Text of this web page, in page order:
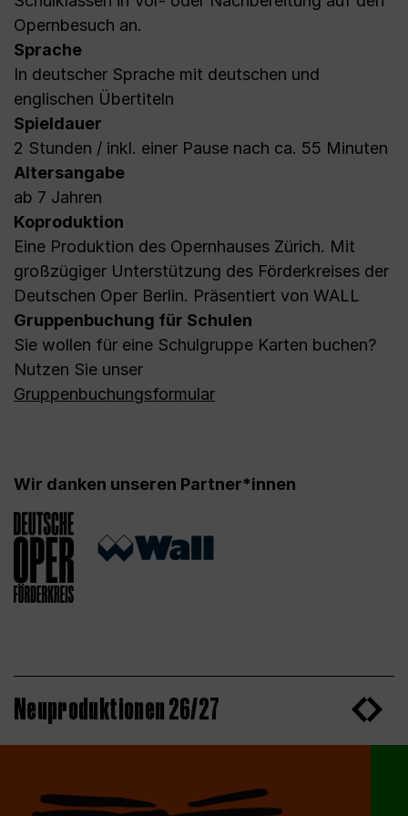
Opernbesuch an.
Sprache
In deutscher Sprache mit deutschen und
englischen Übertiteln
Spieldauer
2 Stunden / inkl. einer Pause nach ca. 55 Minuten
Altersangabe
ab 7 Jahren
Koproduktion
Eine Produktion des Opernhauses Zürich. Mit
großzügiger Unterstützung des Förderkreises der
Deutschen Oper Berlin. Präsentiert von WALL
Gruppenbuchung für Schulen
Sie wollen für eine Schulgruppe Karten buchen?
Nutzen Sie unser
Gruppenbuchungsformular
Wir danken unseren Partner*innen
Neuproduktionen 26/27